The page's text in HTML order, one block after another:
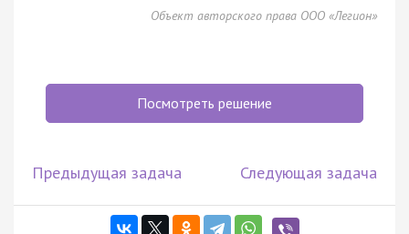
Объект авторского права ООО «Легион»
Посмотреть решение
Предыдущая задача Следующая задача